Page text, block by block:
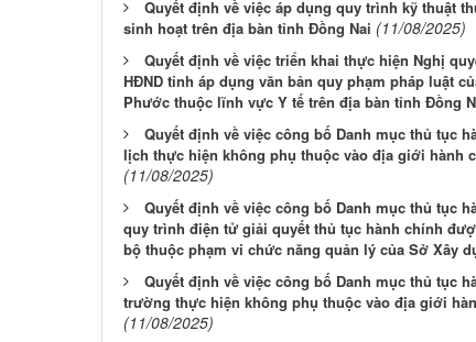
Quyết định về việc áp dụng quy trình kỹ thuật
sinh hoạt trên địa bàn tỉnh Đồng Nai (11/08/2025)
Quyết định về việc triển khai thực hiện Nghị
HĐND tỉnh áp dụng văn bản quy phạm pháp luật
Phước thuộc lĩnh vực Y tế trên địa bàn tỉnh Đồng
Quyết định về việc công bố Danh mục thủ tục
lịch thực hiện không phụ thuộc vào địa giới hành
(11/08/2025)
Quyết định về việc công bố Danh mục thủ tục
quy trình điện tử giải quyết thủ tục hành chính
bộ thuộc phạm vi chức năng quản lý của Sở Xây
Quyết định về việc công bố Danh mục thủ tục
trường thực hiện không phụ thuộc vào địa giới
(11/08/2025)